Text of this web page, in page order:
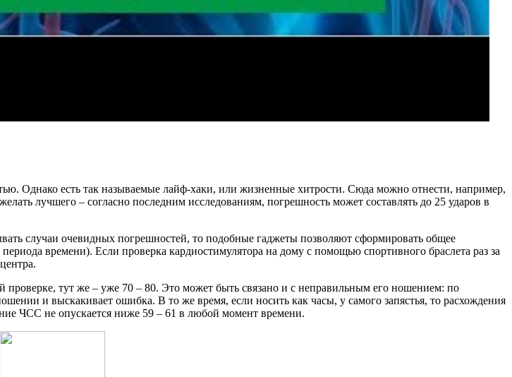
Однако есть так называемые лайф-хаки, или жизненные хитрости. Сюда можно отнести, например,
лучшего – согласно последним исследованиям, погрешность может составлять до 25 ударов в
случаи очевидных погрешностей, то подобные гаджеты позволяют сформировать общее
времени). Если проверка кардиостимулятора на дому с помощью спортивного браслета раз за
тут же – уже 70 – 80. Это может быть связано и с неправильным его ношением: по
и выскакивает ошибка. В то же время, если носить как часы, у самого запястья, то расхождения
ЧСС не опускается ниже 59 – 61 в любой момент времени.